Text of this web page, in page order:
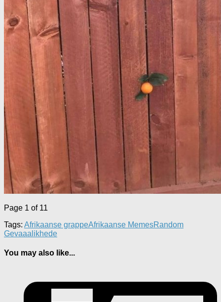
Page 1 of 11
Tags: Afrikaanse grappeAfrikaanse MemesRandom
Gevaaalikhede
You may also like...